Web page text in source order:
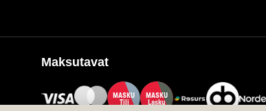
Maksutavat
MASKU
Tili
MASKU
Lasku